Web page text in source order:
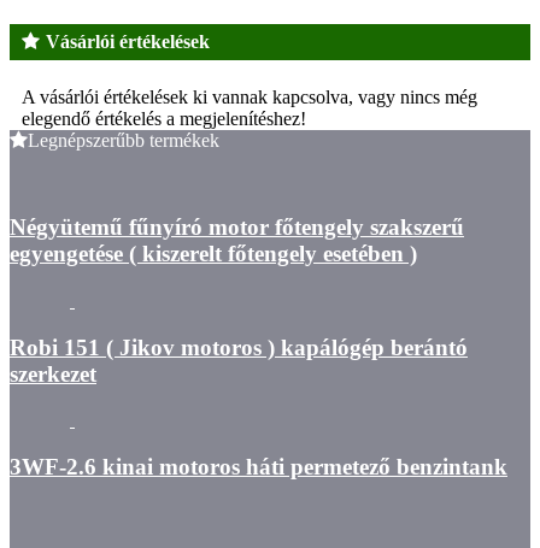
Vásárlói értékelések
A vásárlói értékelések ki vannak kapcsolva, vagy nincs még
elegendő értékelés a megjelenítéshez!
Legnépszerűbb termékek
Négyütemű fűnyíró motor főtengely szakszerű
egyengetése ( kiszerelt főtengely esetében )
Robi 151 ( Jikov motoros ) kapálógép berántó
szerkezet
3WF-2.6 kinai motoros háti permetező benzintank